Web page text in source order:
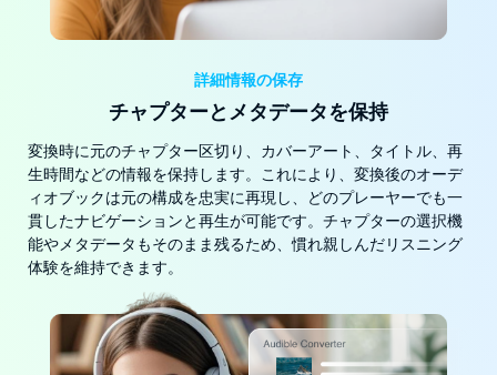
詳細情報の保存
チャプターとメタデータを保持
変換時に元のチャプター区切り、カバーアート、タイトル、再
生時間などの情報を保持します。これにより、変換後のオーデ
ィオブックは元の構成を忠実に再現し、どのプレーヤーでも一
貫したナビゲーションと再生が可能です。チャプターの選択機
能やメタデータもそのまま残るため、慣れ親しんだリスニング
体験を維持できます。